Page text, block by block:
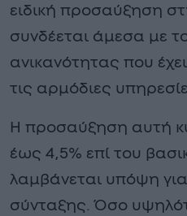
ειδική προσαύξηση
συνδέεται άμεσα με
ανικανότητας που
τις αρμόδιες
Η προσαύξηση αυτή
έως 4,5% επί του
λαμβάνεται υπόψη
σύνταξης. Όσο